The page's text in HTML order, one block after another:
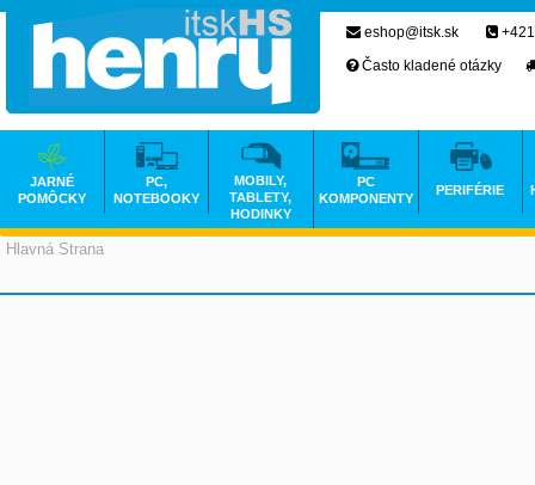
Hlavná Strana
eshop@itsk.sk
Často kladené otázky
JARNÉ
POMÔCKY
PC,
NOTEBOOKY
MOBILY,
TABLETY,
HODINKY
PC
KOMPONENTY
PERIFÉRIE